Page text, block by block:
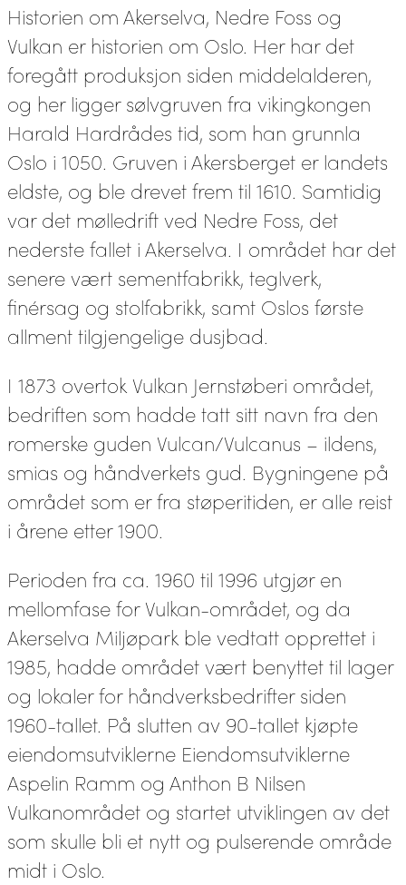
Historien om Akerselva, Nedre Foss og
Vulkan er historien om Oslo. Her har det
foregått produksjon siden middelalderen,
og her ligger sølvgruven fra vikingkongen
Harald Hardrådes tid, som han grunnla
Oslo i 1050. Gruven i Akersberget er landets
eldste, og ble drevet frem til 1610. Samtidig
var det mølledrift ved Nedre Foss, det
nederste fallet i Akerselva. I området har det
senere vært sementfabrikk, teglverk,
finérsag og stolfabrikk, samt Oslos første
allment tilgjengelige dusjbad.
I 1873 overtok Vulkan Jernstøberi området,
bedriften som hadde tatt sitt navn fra den
romerske guden Vulcan/Vulcanus – ildens,
smias og håndverkets gud. Bygningene på
området som er fra støperitiden, er alle reist
i årene etter 1900.
Perioden fra ca. 1960 til 1996 utgjør en
mellomfase for Vulkan-området, og da
Akerselva Miljøpark ble vedtatt opprettet i
1985, hadde området vært benyttet til lager
og lokaler for håndverksbedrifter siden
1960-tallet. På slutten av 90-tallet kjøpte
eiendomsutviklerne Eiendomsutviklerne
Aspelin Ramm og Anthon B Nilsen
Vulkanområdet og startet utviklingen av det
som skulle bli et nytt og pulserende område
midt i Oslo.